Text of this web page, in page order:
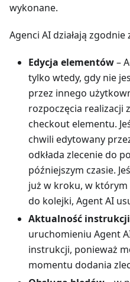
wykonane.
Agenci AI działają
Edycja elementów–
tylko wtedy, gdy nie
przez innego
rozpoczęcia realizacji
checkout elementu.
chwili edytowany
odkłada zlecenie do
późniejszym czasie.
już w kroku, w
do kolejki, Agent AI
Aktualność instrukcji
uruchomieniu Agent
instrukcji, ponieważ
momentu dodania